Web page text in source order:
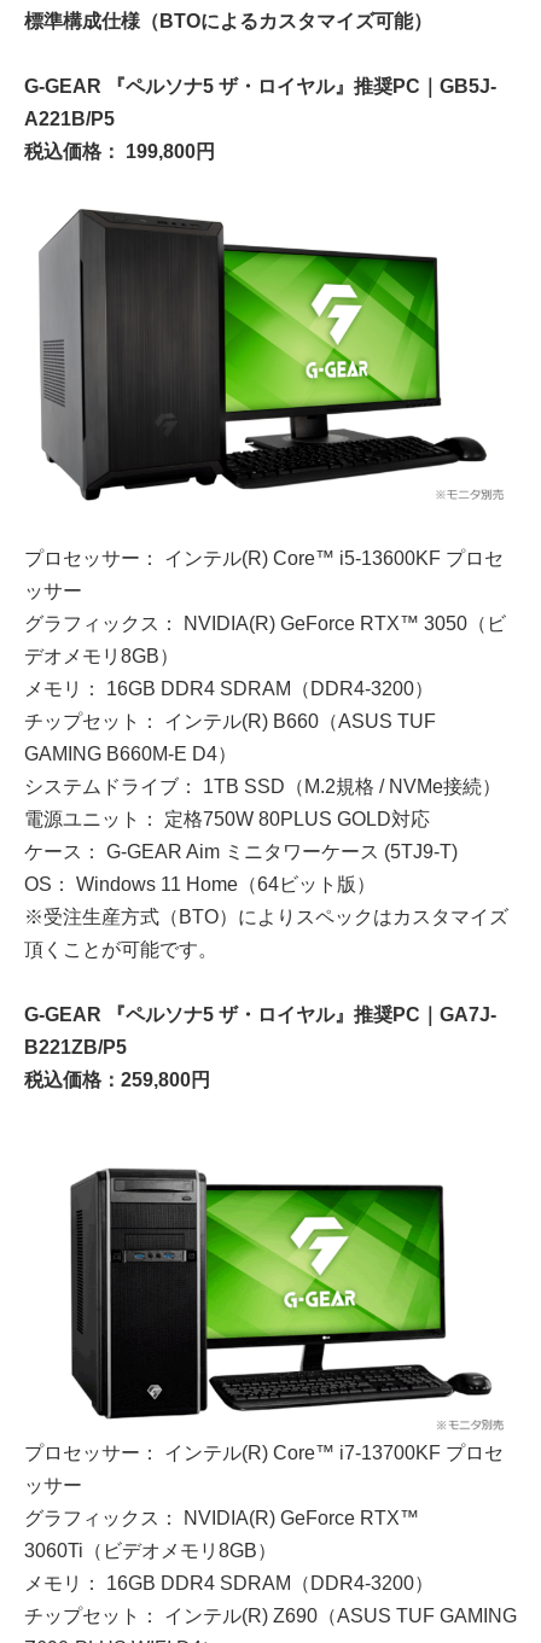
標準構成仕様（BTOによるカスタマイズ可能）
G-GEAR 『ペルソナ5 ザ・ロイヤル』推奨PC｜GB5J-
A221B/P5
税込価格： 199,800円
プロセッサー： インテル(R) Core™ i5-13600KF プロセ
ッサー
グラフィックス： NVIDIA(R) GeForce RTX™ 3050（ビ
デオメモリ8GB）
メモリ： 16GB DDR4 SDRAM（DDR4-3200）
チップセット： インテル(R) B660（ASUS TUF
GAMING B660M-E D4）
システムドライブ： 1TB SSD（M.2規格 / NVMe接続）
電源ユニット： 定格750W 80PLUS GOLD対応
ケース： G-GEAR Aim ミニタワーケース (5TJ9-T)
OS： Windows 11 Home（64ビット版）
※受注生産方式（BTO）によりスペックはカスタマイズ
頂くことが可能です。
G-GEAR 『ペルソナ5 ザ・ロイヤル』推奨PC｜GA7J-
B221ZB/P5
税込価格：259,800円
プロセッサー： インテル(R) Core™ i7-13700KF プロセ
ッサー
グラフィックス： NVIDIA(R) GeForce RTX™
3060Ti（ビデオメモリ8GB）
メモリ： 16GB DDR4 SDRAM（DDR4-3200）
チップセット： インテル(R) Z690（ASUS TUF GAMING